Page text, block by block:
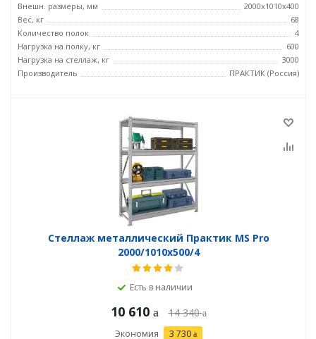
Внешн. размеры, мм
2000x1010x400
Вес, кг
68
Количество полок
4
Нагрузка на полку, кг
600
Нагрузка на стеллаж, кг
3000
Производитель
ПРАКТИК (Россия)
Стеллаж металлический Практик MS Pro
2000/1010x500/4
Есть в наличии
10 610 14 340
Экономия 3 730